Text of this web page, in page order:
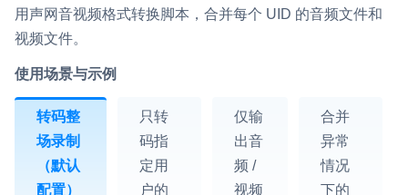
用声网音视频格式转换脚本，合并每个 UID 的音频文件和
视频文件。
使用场景与示例
转码整
场录制
（默认
配置）
只转
码指
定用
户的
仅输
出音
频 /
视频
合并
异常
情况
下的